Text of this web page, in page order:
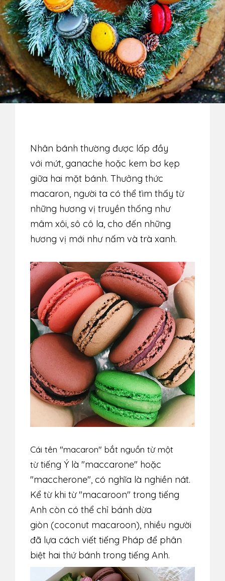
Nhân bánh thường được lấp đầy
với mứt, ganache hoặc kem bơ kẹp
giữa hai mặt bánh. Thưởng thức
macaron, người ta có thể tìm thấy từ
những hương vị truyền thống như
mâm xôi, sô cô la, cho đến những
hương vị mới như nấm và trà xanh.
Cái tên "macaron" bắt nguồn từ một
từtiếng Ý là "maccarone" hoặc
"maccherone", có nghĩa là nghiền nát.
Kể từ khi từ "macaroon" trong tiếng
Anh còn có thể chỉ bánh dừa
giòn (coconut macaroon), nhiều người
đã lựa cách viết tiếng Pháp để phân
biệt hai thứ bánh trong tiếng Anh.